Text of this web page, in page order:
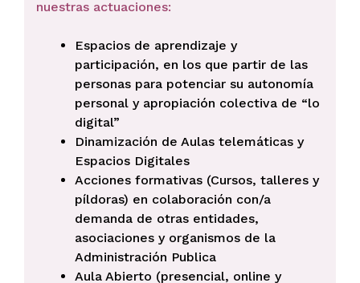
nuestras actuaciones:
Espacios de aprendizaje y
participación, en los que partir de las
personas para potenciar su autonomía
personal y apropiación colectiva de “lo
digital”
Dinamización de Aulas telemáticas y
Espacios Digitales
Acciones formativas (Cursos, talleres y
píldoras) en colaboración con/a
demanda de otras entidades,
asociaciones y organismos de la
Administración Publica
Aula Abierto (presencial, online y